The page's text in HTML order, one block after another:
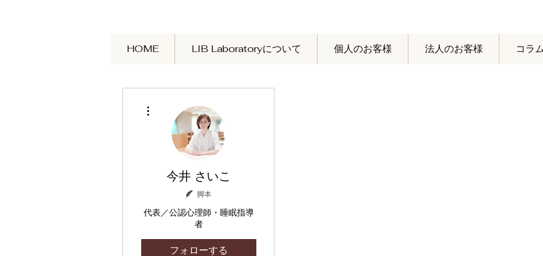
HOME LIB Laboratoryについて 個人のお客様 法人のお客様 コラ
今井 さいこ
脚本
代表／公認心理師・睡眠指導
者
フォローする